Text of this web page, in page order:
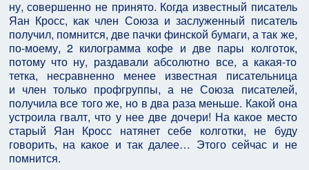
ну, совершенно не принято. Когда известный писатель
Яан Кросс, как член Союза и заслуженный писатель
получил, помнится, две пачки финской бумаги, а так же,
по-моему, 2 килограмма кофе и две пары колготок,
потому что ну, раздавали абсолютно все, а какая-то
тетка, несравненно менее известная писательница
и член только профгруппы, а не Союза писателей,
получила все того же, но в два раза меньше. Какой она
устроила гвалт, что у нее две дочери! На какое место
старый Яан Кросс натянет себе колготки, не буду
говорить, на какое и так далее… Этого сейчас и не
помнится.